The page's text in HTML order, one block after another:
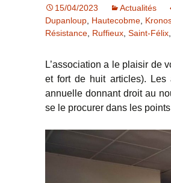
15/04/2023 Actualités
Dupanloup Hautecobme
Résistance Ruffieux Saint-Félix
L’association a le plaisir de
et fort de huit articles). Les
annuelle donnant droit au
se le procurer dans les